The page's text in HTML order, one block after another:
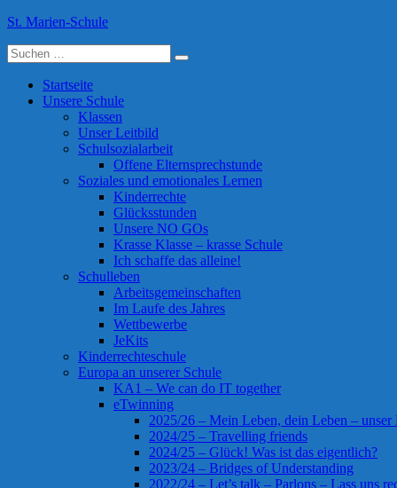
Skip
content
St. Marien-Schule
Katholische Grundschule in Moers
Suche
nach:
Startseite
Unsere Schule
Klassen
Unser Leitbild
Schulsozialarbeit
Offene Elternsprechstunde
Soziales und emotionales Lernen
Kinderrechte
Glücksstunden
Unsere NO GOs
Krasse Klasse – krasse Schule
Ich schaffe das alleine!
Schulleben
Arbeitsgemeinschaften
Im Laufe des Jahres
Wettbewerbe
JeKits
Kinderrechteschule
Europa an unserer Schule
KA1 – We can do IT together
eTwinning
2025/26 – Mein Leben, dein Leben – unser
2024/25 – Travelling friends
2024/25 – Glück! Was ist das eigentlich?
2023/24 – Bridges of Understanding
2022/24 – Let’s talk – Parlons – Lass uns